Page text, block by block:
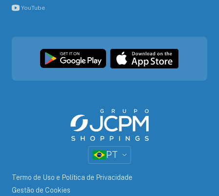
YouTube
PT
Termo de Uso e Política de Privacidade
Gestão de Cookies